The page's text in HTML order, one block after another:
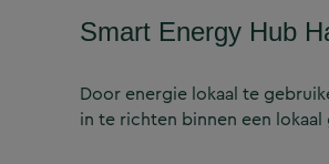
Smart Energy Hub
Door energie lokaal te
in te richten binnen een